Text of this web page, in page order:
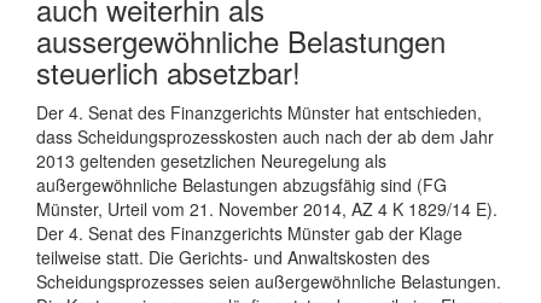
auch weiterhin als
aussergewöhnliche Belastungen
steuerlich absetzbar!
Der 4. Senat des Finanzgerichts Münster hat entschieden,
dass Scheidungsprozesskosten auch nach der ab dem Jahr
2013 geltenden gesetzlichen Neuregelung als
außergewöhnliche Belastungen abzugsfähig sind (FG
Münster, Urteil vom 21. November 2014, AZ 4 K 1829/14 E).
Der 4. Senat des Finanzgerichts Münster gab der Klage
teilweise statt. Die Gerichts- und Anwaltskosten des
Scheidungsprozesses seien außergewöhnliche Belastungen.